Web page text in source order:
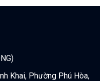
Khai, Phường Phú Hòa,